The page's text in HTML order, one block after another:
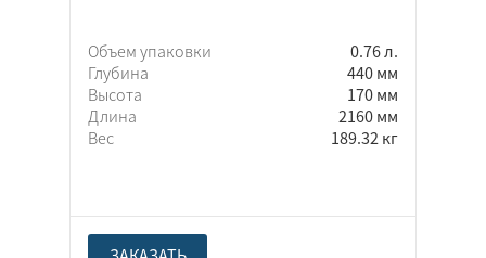
Объем упаковки
0.76 л.
Глубина
440 мм
Высота
170 мм
Длина
2160 мм
Вес
189.32 кг